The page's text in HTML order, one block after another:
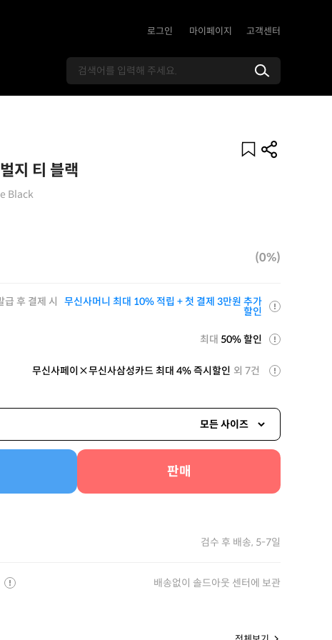
로그인 마이페이지 고객센터
지 티 블랙
Black
(0%)
급 후 결제 시 무신사머니 최대 10% 적립 + 첫 결제 3만원 추가
할인
최대 50% 할인
무신사페이×무신사삼성카드 최대 4% 즉시할인 외 7건
모든 사이즈
판매
검수 후 배송, 5-7일
배송없이 솔드아웃 센터에 보관